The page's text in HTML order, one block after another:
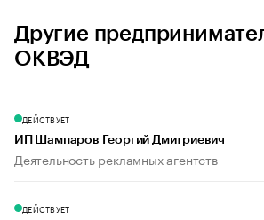
Другие
ОКВЭД
ДЕЙСТВУЕТ
ИП Шампаров Георгий Дмитриевич
Деятельность рекламных агентств
ДЕЙСТВУЕТ